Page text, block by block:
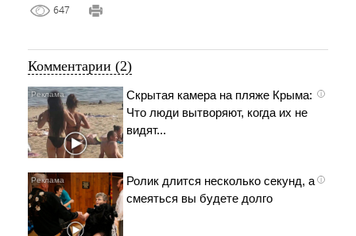
647
Комментарии (2)
i
Скрытая камера на пляже Крыма:
Что люди вытворяют, когда их не
видят...
i
Ролик длится несколько секунд, а
смеяться вы будете долго